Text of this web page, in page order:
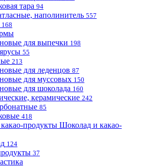
тара 94
наполинитель 557
168
для выпечки 198
55
213
для леденцов 87
для муссовых 150
для шоколада 160
керамические 242
85
418
Шоколад и какао-
124
37